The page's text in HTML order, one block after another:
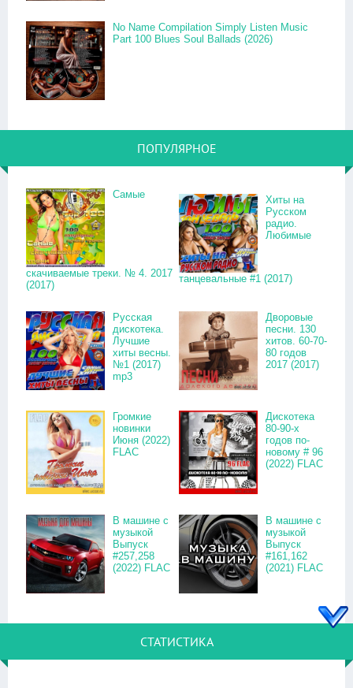
No Name Compilation Simply Listen Music
Part 100 Blues Soul Ballads (2026)
ПОПУЛЯРНОЕ
Самые
скачиваемые треки. № 4. 2017
(2017)
Хиты на
Русском
радио.
Любимые
танцевальные #1 (2017)
Русская
дискотека.
Лучшие
хиты весны.
№1 (2017)
mp3
Дворовые
песни. 130
хитов. 60-70-
80 годов
2017 (2017)
Громкие
новинки
Июня (2022)
FLAC
Дискотека
80-90-х
годов по-
новому # 96
(2022) FLAC
В машине с
музыкой
Выпуск
#257,258
(2022) FLAC
В машине с
музыкой
Выпуск
#161,162
(2021) FLAC
СТАТИСТИКА